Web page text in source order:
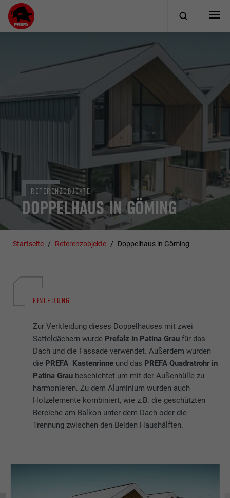
DOPPELHAUS IN GÖMING
REFERENZOBJEKTE
Startseite Referenzobjekte Doppelhaus in Göming
EINLEITUNG
Zur Verkleidung dieses Doppelhauses mit zwei
Satteldächern wurde Prefalz in Patina Grau für das
Dach und die Fassade verwendet. Außerdem wurden
die PREFA Kastenrinne und das PREFA Quadratrohr in
Patina Grau beschichtet um mit der Außenhülle zu
harmonieren. Zu dem Aluminium wurden auch
Holzelemente kombiniert, wie z.B. die geschützten
Bereiche am Balkon unter dem Dach oder die
Trennung zwischen den Beiden Haushälften.